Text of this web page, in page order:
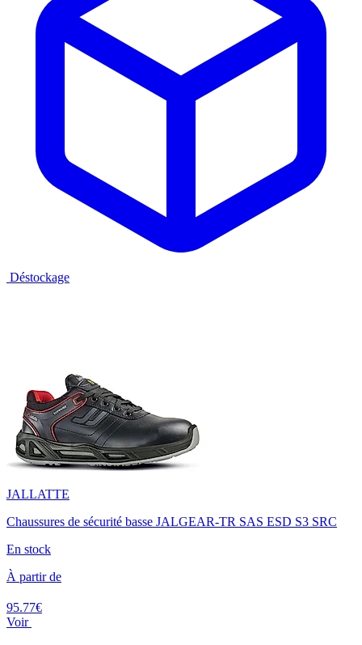
Déstockage
JALLATTE
Chaussures de sécurité basse JALGEAR-TR SAS ESD S3 SRC
En stock
À partir de
95.77€
Voir